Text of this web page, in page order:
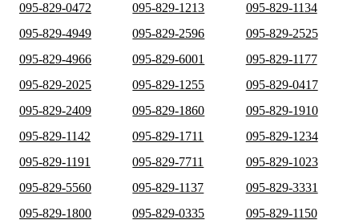
095-829-0472
095-829-1213
095-829-1134
095-829-4949
095-829-2596
095-829-2525
095-829-4966
095-829-6001
095-829-1177
095-829-2025
095-829-1255
095-829-0417
095-829-2409
095-829-1860
095-829-1910
095-829-1142
095-829-1711
095-829-1234
095-829-1191
095-829-7711
095-829-1023
095-829-5560
095-829-1137
095-829-3331
095-829-1800
095-829-0335
095-829-1150